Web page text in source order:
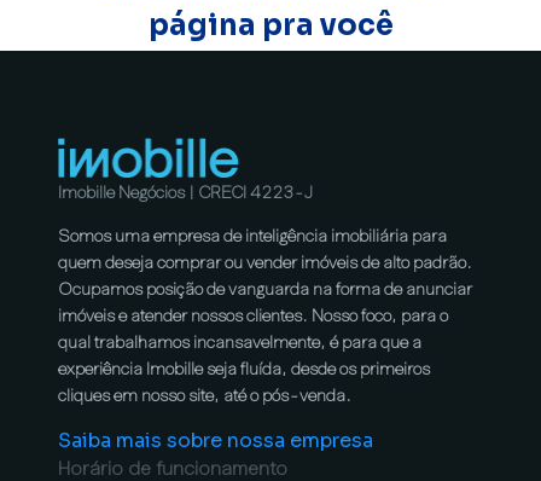
página pra você
Imobille Negócios | CRECI 4223-J
Somos uma empresa de inteligência imobiliária para
quem deseja comprar ou vender imóveis de alto padrão.
Ocupamos posição de vanguarda na forma de anunciar
imóveis e atender nossos clientes. Nosso foco, para o
qual trabalhamos incansavelmente, é para que a
experiência Imobille seja fluída, desde os primeiros
cliques em nosso site, até o pós-venda.
Saiba mais sobre nossa empresa
Horário de funcionamento